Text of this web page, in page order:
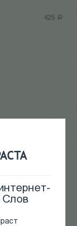
Слов
425 Р